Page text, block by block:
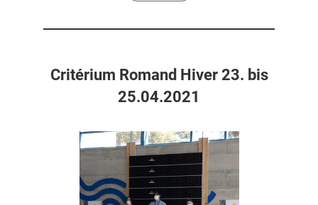
Critérium Romand Hiver 23. bis
25.04.2021